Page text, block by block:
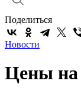
Поделиться
Новости
Цены на